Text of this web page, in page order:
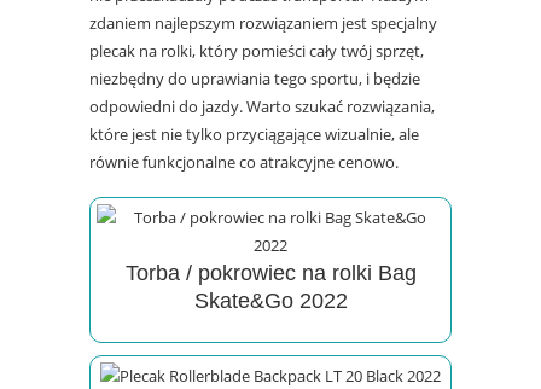
zdaniem najlepszym rozwiązaniem jest specjalny
plecak na rolki, który pomieści cały twój sprzęt,
niezbędny do uprawiania tego sportu, i będzie
odpowiedni do jazdy. Warto szukać rozwiązania,
które jest nie tylko przyciągające wizualnie, ale
równie funkcjonalne co atrakcyjne cenowo.
Torba / pokrowiec na rolki Bag
Skate&Go 2022